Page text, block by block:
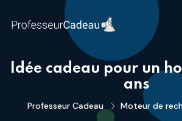
Idée cadeau pour un
ans
Professeur Cadeau Moteur de